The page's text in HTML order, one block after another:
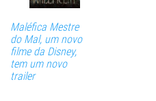
Maléfica Mestre
do Mal, um novo
filme da Disney,
tem um novo
trailer